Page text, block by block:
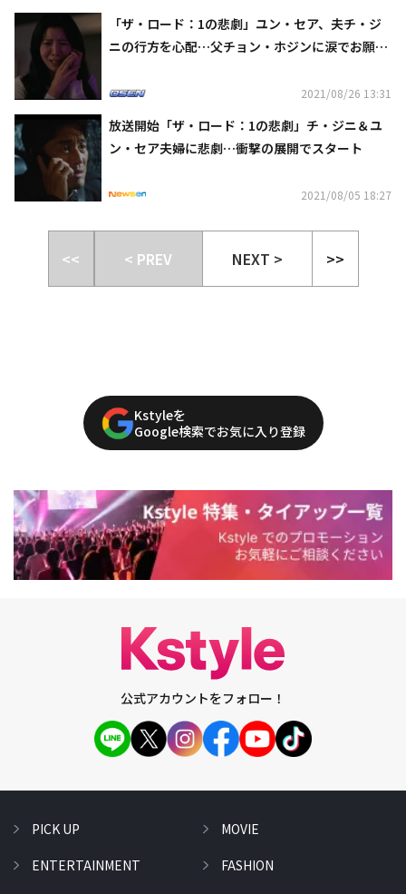
「ザ・ロード：1の悲劇」ユン・セア、夫チ・ジ
ニの行方を心配…父チョン・ホジンに涙でお願い
2021/08/26 13:31
放送開始「ザ・ロード：1の悲劇」チ・ジニ＆ユ
ン・セア夫婦に悲劇…衝撃の展開でスタート
2021/08/05 18:27
<< < PREV NEXT > >>
Kstyleを
Google検索でお気に入り登録
公式アカウントをフォロー！
PICK UP
ENTERTAINMENT
MOVIE
FASHION